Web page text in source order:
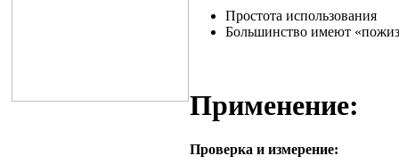
Простота использования
Большинство имеют
Применение:
Проверка и измерение: